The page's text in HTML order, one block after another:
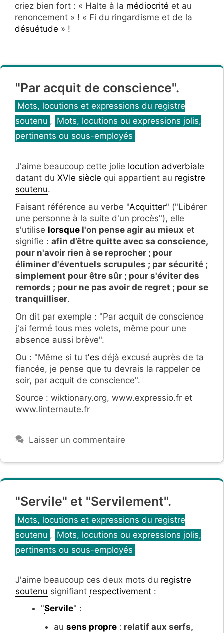
criez bien fort : « Halte à la médiocrité et au
renoncement » ! « Fi du ringardisme et de la
désuétude » !
"Par acquit de conscience".
Catégories
Mots, locutions et expressions du registre
soutenu , Mots, locutions ou expressions jolis,
pertinents ou sous-employés
J'aime beaucoup cette jolie locution adverbiale
datant du XVIe siècle qui appartient au registre
soutenu.
Faisant référence au verbe "Acquitter" ("Libérer
une personne à la suite d'un procès"), elle
s'utilise lorsque l'on pense agir au mieux et
signifie : afin d’être quitte avec sa conscience,
pour n'avoir rien à se reprocher ; pour
éliminer d'éventuels scrupules ; par sécurité ;
simplement pour être sûr ; pour s'éviter des
remords ; pour ne pas avoir de regret ; pour se
tranquilliser.
On dit par exemple : "Par acquit de conscience
j'ai fermé tous mes volets, même pour une
absence aussi brève".
Ou : "Même si tu t'es déjà excusé auprès de ta
fiancée, je pense que tu devrais la rappeler ce
soir, par acquit de conscience".
Source : wiktionary.org, www.expressio.fr et
www.linternaute.fr
Laisser un commentaire
"Servile" et "Servilement".
Catégories
Mots, locutions et expressions du registre
soutenu , Mots, locutions ou expressions jolis,
pertinents ou sous-employés
J'aime beaucoup ces deux mots du registre
soutenu signifiant respectivement :
"Servile" :
au sens propre: relatif aux serfs,